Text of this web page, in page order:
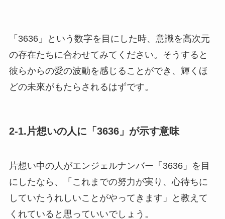
「3636」という数字を目にした時、意識を高次元
の存在たちに合わせてみてください。そうすると
彼らからの愛の波動を感じることができ、輝くほ
どの未來がもたらされるはずです。
2-1.片想いの人に「3636」が示す意味
片想い中の人がエンジェルナンバー「3636」を目
にしたなら、「これまでの努力が実り、心待ちに
していたうれしいことがやってきます」と教えて
くれていると思っていいでしょう。